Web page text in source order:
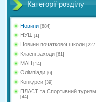
Категорії розділу
Новини [884]
НУШ [1]
Новини початкової школи [227]
Класні заходи [61]
МАН [14]
Олімпіади [6]
Конкурси [39]
ПЛАСТ та Спортивний туризм
[44]